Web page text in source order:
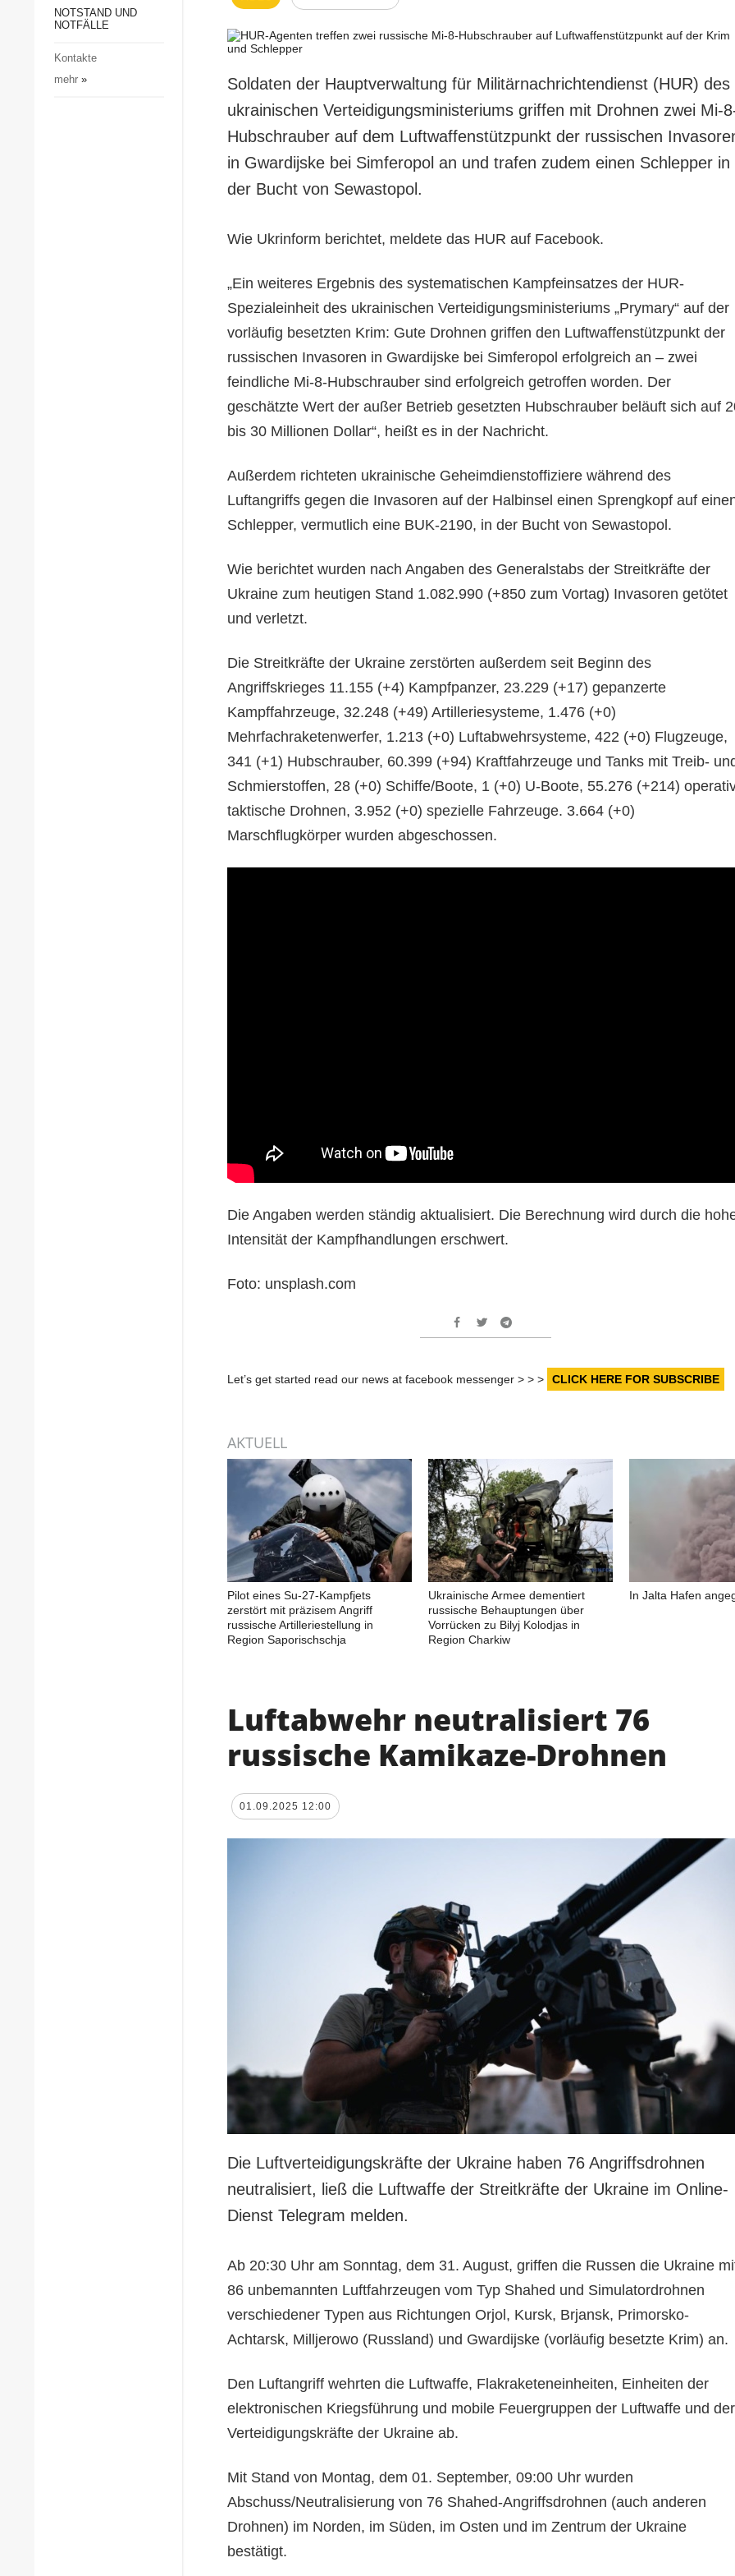
Gesellschaft und Kultur
Notstand und Notfälle
NOTSTAND UND
NOTFÄLLE
Kontakte
mehr»
Soldaten der Hauptverwaltung für Militärnachrichtendienst (HUR) des
ukrainischen Verteidigungsministeriums griffen mit Drohnen zwei Mi-
Hubschrauber auf dem Luftwaffenstützpunkt der russischen
in Gwardijske bei Simferopol an und trafen zudem einen Schlepper in
der Bucht von Sewastopol.
Wie Ukrinform berichtet, meldete das HUR auf Facebook.
„Ein weiteres Ergebnis des systematischen Kampfeinsatzes der HUR-
Spezialeinheit des ukrainischen Verteidigungsministeriums „Prymary“ auf der
vorläufig besetzten Krim: Gute Drohnen griffen den Luftwaffenstützpunkt der
russischen Invasoren in Gwardijske bei Simferopol erfolgreich an – zwei
feindliche Mi-8-Hubschrauber sind erfolgreich getroffen worden. Der
geschätzte Wert der außer Betrieb gesetzten Hubschrauber beläuft sich auf
bis 30 Millionen Dollar“, heißt es in der Nachricht.
Außerdem richteten ukrainische Geheimdienstoffiziere während des
Luftangriffs gegen die Invasoren auf der Halbinsel einen Sprengkopf auf
Schlepper, vermutlich eine BUK-2190, in der Bucht von Sewastopol.
Wie berichtet wurden nach Angaben des Generalstabs der Streitkräfte der
Ukraine zum heutigen Stand 1.082.990 (+850 zum Vortag) Invasoren getötet
und verletzt.
Die Streitkräfte der Ukraine zerstörten außerdem seit Beginn des
Angriffskrieges 11.155 (+4) Kampfpanzer, 23.229 (+17) gepanzerte
Kampffahrzeuge, 32.248 (+49) Artilleriesysteme, 1.476 (+0)
Mehrfachraketenwerfer, 1.213 (+0) Luftabwehrsysteme, 422 (+0) Flugzeuge,
341 (+1) Hubschrauber, 60.399 (+94) Kraftfahrzeuge und Tanks mit Treib-
Schmierstoffen, 28 (+0) Schiffe/Boote, 1 (+0) U-Boote, 55.276 (+214)
taktische Drohnen, 3.952 (+0) spezielle Fahrzeuge. 3.664 (+0)
Marschflugkörper wurden abgeschossen.
Die Angaben werden ständig aktualisiert. Die Berechnung wird durch die
Intensität der Kampfhandlungen erschwert.
Foto: unsplash.com
Let’s get started read our news at facebook messenger > > > CLICK HERE FOR SUBSCRIBE
AKTUELL
Pilot eines Su-27-Kampfjets
zerstört mit präzisem Angriff
russische Artilleriestellung in
Region Saporischschja
Ukrainische Armee dementiert
russische Behauptungen über
Vorrücken zu Bilyj Kolodjas in
Region Charkiw
In Jalta Hafen
Luftabwehr neutralisiert 76
russische Kamikaze-Drohnen
01.09.2025 12:00
Die Luftverteidigungskräfte der Ukraine haben 76 Angriffsdrohnen
neutralisiert, ließ die Luftwaffe der Streitkräfte der Ukraine im Online-
Dienst Telegram melden.
Ab 20:30 Uhr am Sonntag, dem 31. August, griffen die Russen die Ukraine
86 unbemannten Luftfahrzeugen vom Typ Shahed und Simulatordrohnen
verschiedener Typen aus Richtungen Orjol, Kursk, Brjansk, Primorsko-
Achtarsk, Milljerowo (Russland) und Gwardijske (vorläufig besetzte Krim) an.
Den Luftangriff wehrten die Luftwaffe, Flakraketeneinheiten, Einheiten der
elektronischen Kriegsführung und mobile Feuergruppen der Luftwaffe und der
Verteidigungskräfte der Ukraine ab.
Mit Stand von Montag, dem 01. September, 09:00 Uhr wurden
Abschuss/Neutralisierung von 76 Shahed-Angriffsdrohnen (auch anderen
Drohnen) im Norden, im Süden, im Osten und im Zentrum der Ukraine
bestätigt.